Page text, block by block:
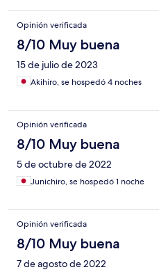
Opinión verificada
8/10 Muy buena
15 de julio de 2023
Akihiro, se hospedó 4 noches
Opinión verificada
8/10 Muy buena
5 de octubre de 2022
Junichiro, se hospedó 1 noche
Opinión verificada
8/10 Muy buena
7 de agosto de 2022